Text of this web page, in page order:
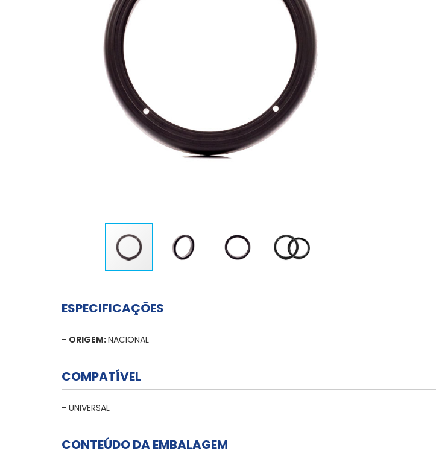
ESPECIFICAÇÕES
- ORIGEM:NACIONAL
COMPATÍVEL
- UNIVERSAL
CONTEÚDO DA EMBALAGEM